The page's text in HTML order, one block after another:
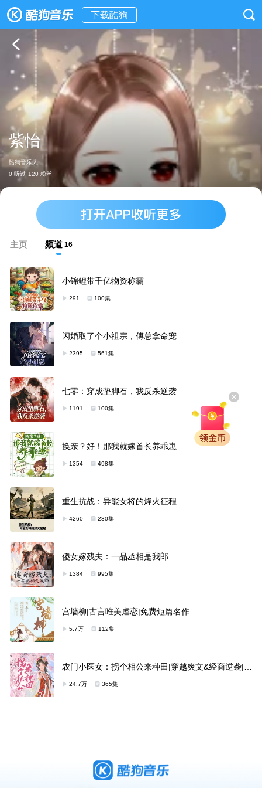
下载酷狗
紫怡
酷狗音乐人
0 听过 120 粉丝
主页 频道 16
小锦鲤带千亿物资称霸
291 100集
闪婚取了个小祖宗，傅总拿命宠
2395 561集
七零：穿成垫脚石，我反杀逆袭
1191 100集
换亲？好！那我就嫁首长养乖崽
1354 498集
重生抗战：异能女将的烽火征程
4260 230集
傻女嫁残夫：一品丞相是我郎
1384 995集
宫墙柳|古言唯美虐恋|免费短篇名作
5.7万 112集
农门小医女：拐个相公来种田|穿越爽文&经商逆袭|精
24.7万 365集